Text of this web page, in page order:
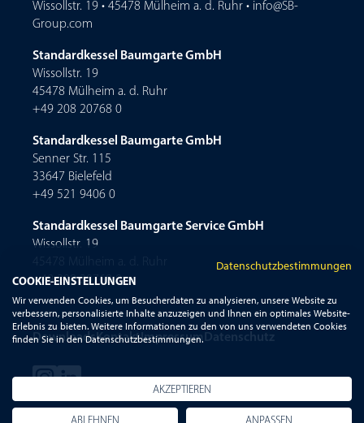
Wissollstr. 19 • 45478 Mülheim a. d. Ruhr • info@SB-
Group.com
Standardkessel Baumgarte GmbH
Wissollstr. 19
45478 Mülheim a. d. Ruhr
+49 208 20768 0
Standardkessel Baumgarte GmbH
Senner Str. 115
33647 Bielefeld
+49 521 9406 0
Standardkessel Baumgarte Service GmbH
Wissollstr. 19
+49 208 20768 0
DownloadsKontaktImpressum Datenschutz
Datenschutzbestimmungen
COOKIE-EINSTELLUNGEN
Wir verwenden Cookies, um Besucherdaten zu analysieren, unsere Website zu
verbessern, personalisierte Inhalte anzuzeigen und Ihnen ein optimales Website-
Erlebnis zu bieten. Weitere Informationen zu den von uns verwendeten Cookies
finden Sie in den Datenschutzbestimmungen.
AKZEPTIEREN
ABLEHNEN ANPASSEN